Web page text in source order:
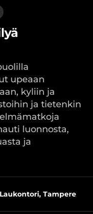
upeaan
kyliin ja
ja tietenkin
luonnosta,
ja
Laukontori, Tampere